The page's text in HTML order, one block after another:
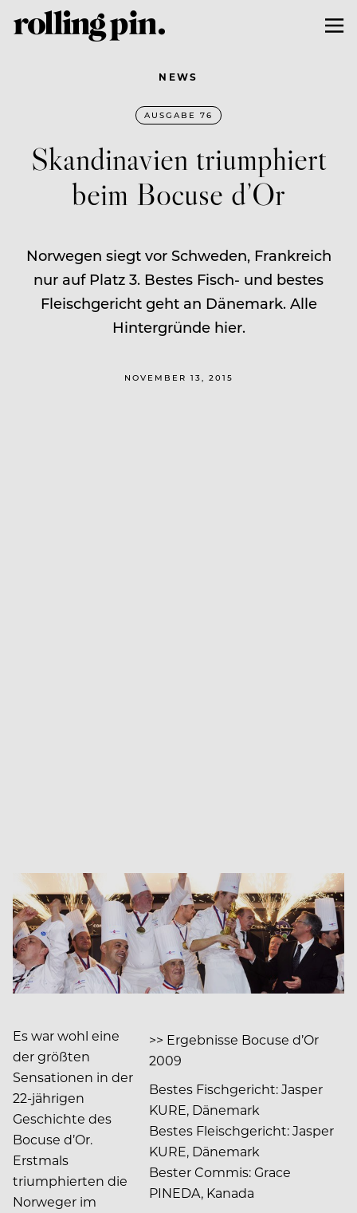
NEWS
AUSGABE 76
Skandinavien triumphiert
beim Bocuse d’Or
Norwegen siegt vor Schweden, Frankreich
nur auf Platz 3. Bestes Fisch- und bestes
Fleischgericht geht an Dänemark. Alle
Hintergründe hier.
NOVEMBER 13, 2015
>> Ergebnisse Bocuse d’Or
2009
Bestes Fischgericht: Jasper
KURE, Dänemark
Bestes Fleischgericht: Jasper
KURE, Dänemark
Bester Commis: Grace
PINEDA, Kanada
Es war wohl eine
der größten
Sensationen in der
22-jährigen
Geschichte des
Bocuse d’Or.
Erstmals
triumphierten die
Norweger im